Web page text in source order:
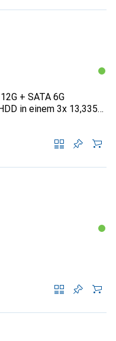
+ SATA 6G
in einem 3x 13,335